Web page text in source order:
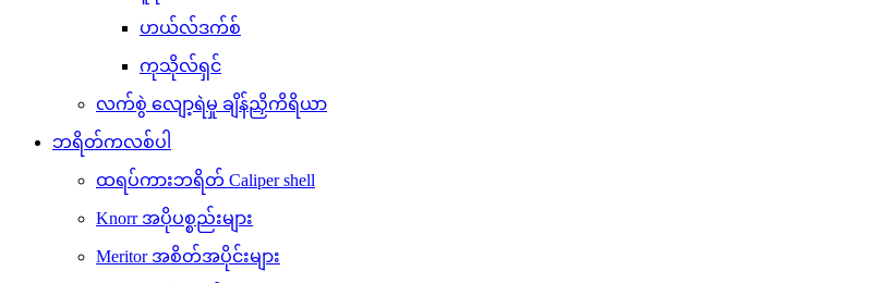
ဟယ်လ်ဒက်စ်
ကုသိုလ်ရှင်
လက်စွဲ လျော့ရဲမှု ချိန်ညှိကိရိယာ
ဘရိတ်ကလစ်ပါ
ထရပ်ကားဘရိတ် Caliper shell
Knorr အပိုပစ္စည်းများ
Meritor အစိတ်အပိုင်းများ